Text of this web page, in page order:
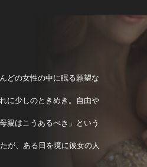
どの女性の中に眠る願望な
に少しのときめき。自由や
親はこうあるべき」という
が、ある日を境に彼女の人